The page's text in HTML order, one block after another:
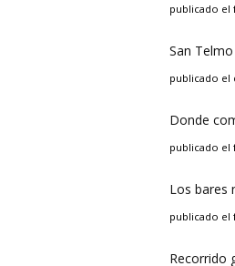
publicado el
San Telmo
publicado el
Donde
publicado el
Los bares
publicado el
Recorrido